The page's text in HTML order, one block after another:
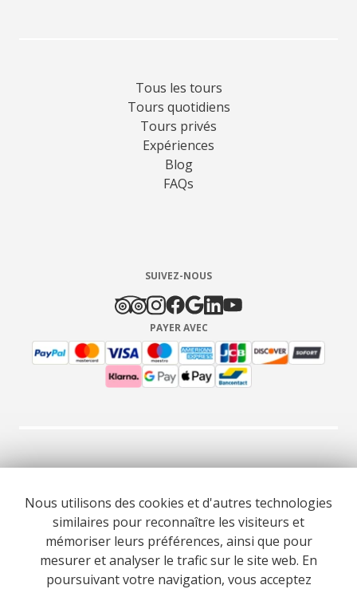
Tous les tours
Tours quotidiens
Tours privés
Expériences
Blog
FAQs
SUIVEZ-NOUS
PAYER AVEC
RNAAT 309/2015RNAVT 7055
Nous utilisons des cookies et d'autres technologies
similaires pour reconnaître les visiteurs et
mémoriser leurs préférences, ainsi que pour
mesurer et analyser le trafic sur le site web. En
poursuivant votre navigation, vous acceptez